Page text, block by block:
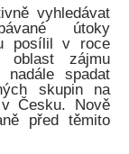
vyhledávat
útoky
posílil v roce
zájmu
nadále spadat
skupin na
Česku. Nově
před těmito